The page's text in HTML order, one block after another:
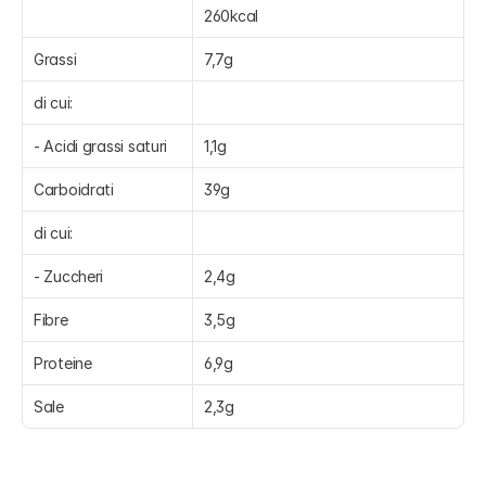
260kcal
Grassi 7,7g
di cui:
- Acidi grassi saturi 1,1g
Carboidrati 39g
di cui:
- Zuccheri 2,4g
Fibre 3,5g
Proteine 6,9g
Sale 2,3g